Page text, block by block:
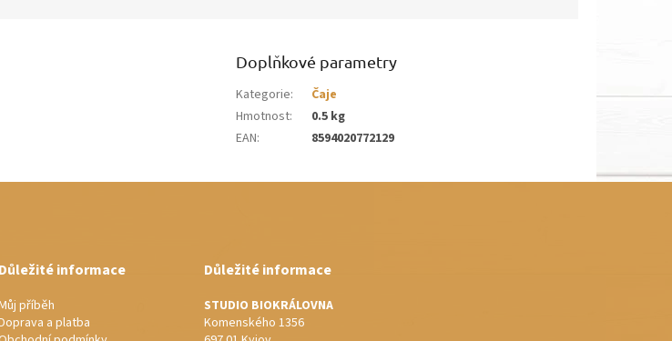
Doplňkové parametry
Kategorie:
Čaje
Hmotnost:
0.5 kg
EAN: 8594020772129
Důležité informace
příběh
a platba
Důležité informace
STUDIO BIOKRÁLOVNA
Komenského 1356